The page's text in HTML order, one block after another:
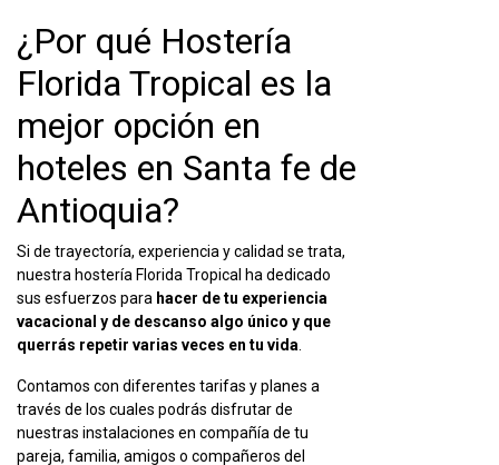
¿Por qué Hostería
Florida Tropical es la
mejor opción en
hoteles en Santa fe de
Antioquia?
Si de trayectoría, experiencia y calidad se trata,
nuestra hostería Florida Tropical ha dedicado
sus esfuerzos para hacer de tu experiencia
vacacional y de descanso algo único y que
querrás repetir varias veces en tu vida
Contamos con diferentes tarifas y planes a
través de los cuales podrás disfrutar de
nuestras instalaciones en compañía de tu
pareja, familia, amigos o compañeros del